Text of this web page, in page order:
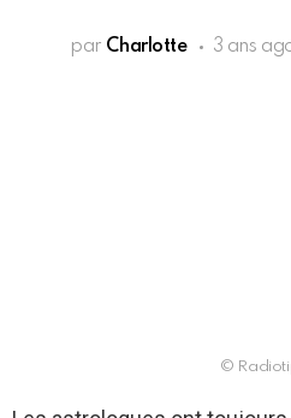
par Charlotte 3 ans
©